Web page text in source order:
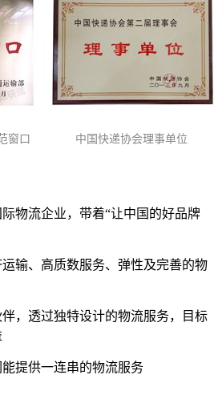
窗口 中国快递协会理事单位
流企业，带着“让中国的好品牌
、高质数服务、弹性及完善的物
透过独特设计的物流服务，目标
提供一连串的物流服务